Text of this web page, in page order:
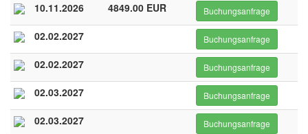
10.11.2026 4849.00 EUR Buchungsanfrage
02.02.2027 Buchungsanfrage
02.02.2027 Buchungsanfrage
02.03.2027 Buchungsanfrage
02.03.2027 Buchungsanfrage